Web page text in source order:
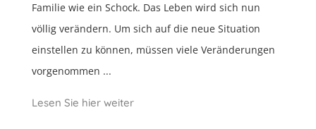
Familie wie ein Schock. Das Leben wird sich nun
völlig verändern. Um sich auf die neue Situation
einstellen zu können, müssen viele Veränderungen
vorgenommen ...
Lesen Sie hier weiter